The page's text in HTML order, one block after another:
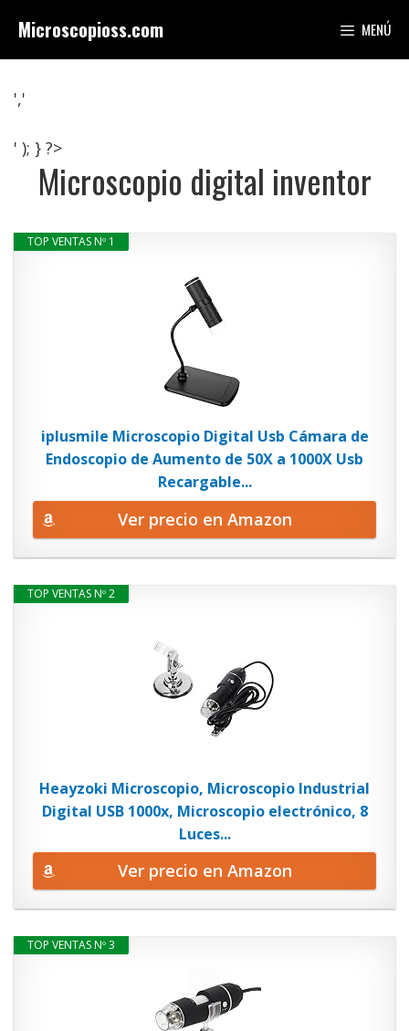
contenido
Microscopioss.com MENÚ
','
' ); } ?>
Microscopio digital inventor
TOP VENTAS Nº 1
iplusmile Microscopio Digital Usb Cámara de
Endoscopio de Aumento de 50X a 1000X Usb
Recargable...
Ver precio en Amazon
TOP VENTAS Nº 2
Heayzoki Microscopio, Microscopio Industrial
Digital USB 1000x, Microscopio electrónico, 8
Luces...
Ver precio en Amazon
TOP VENTAS Nº 3